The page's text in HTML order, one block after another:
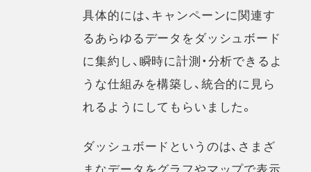
具体的には、キャンペーンに関連す
るあらゆるデータをダッシュボード
に集約し、瞬時に計測・分析できるよ
うな仕組みを構築し、統合的に見ら
れるようにしてもらいました。
ダッシュボードというのは、さまざ